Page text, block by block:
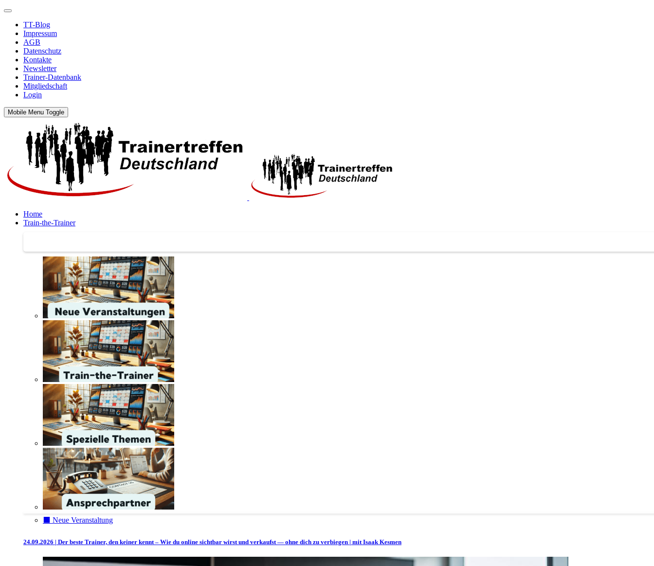
TT-Blog
Impressum
AGB
Datenschutz
Kontakte
Newsletter
Trainer-Datenbank
Mitgliedschaft
Login
Mobile Menu Toggle
Home
Train-the-Trainer
⬛️ Neue Veranstaltung
24.09.2026 | Der beste Trainer, den keiner kennt – Wie du online sichtbar wirst und verkaufst — ohne dich zu verbiegen | mit Isaak Kesmen